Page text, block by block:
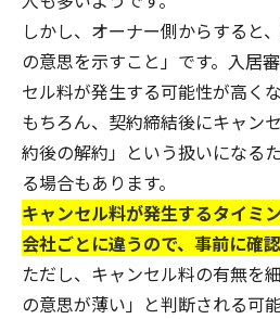
しかし、オーナー側からすると
の意思を示すこと」です。入居
セル料が発生する可能性が高くな
もちろん、契約締結後にキャン
約後の解約」という扱いになる
る場合もあります。
キャンセル料が発生するタイミ
会社ごとに違うので、事前に確認
ただし、キャンセル料の有無を
の意思が薄い」と判断される可